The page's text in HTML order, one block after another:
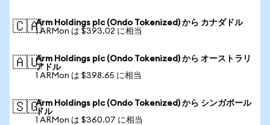
🇨🇦Arm Holdings plc (Ondo Tokenized) から カナダドル
1 ARMon は $393.02 に相当
🇦🇺Arm Holdings plc (Ondo Tokenized) から オーストラリ
アドル
1 ARMon は $398.65 に相当
🇸🇬Arm Holdings plc (Ondo Tokenized) から シンガポール
ドル
1 ARMon は $360.07 に相当